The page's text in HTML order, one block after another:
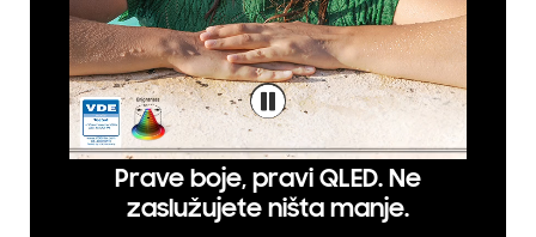
Prave boje, pravi QLED. Ne
zaslužujete ništa manje.